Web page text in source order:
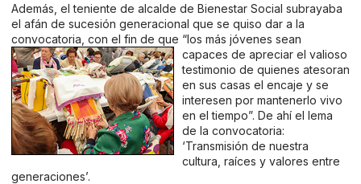
Además, el teniente de alcalde de Bienestar Social subrayaba
el afán de sucesión generacional que se quiso dar a la
convocatoria, con el fin de que “los más jóvenes sean
capaces de apreciar el valioso
testimonio de quienes atesoran
en sus casas el encaje y se
interesen por mantenerlo vivo
en el tiempo”. De ahí el lema
de la convocatoria:
‘Transmisión de nuestra
cultura, raíces y valores entre
generaciones’.